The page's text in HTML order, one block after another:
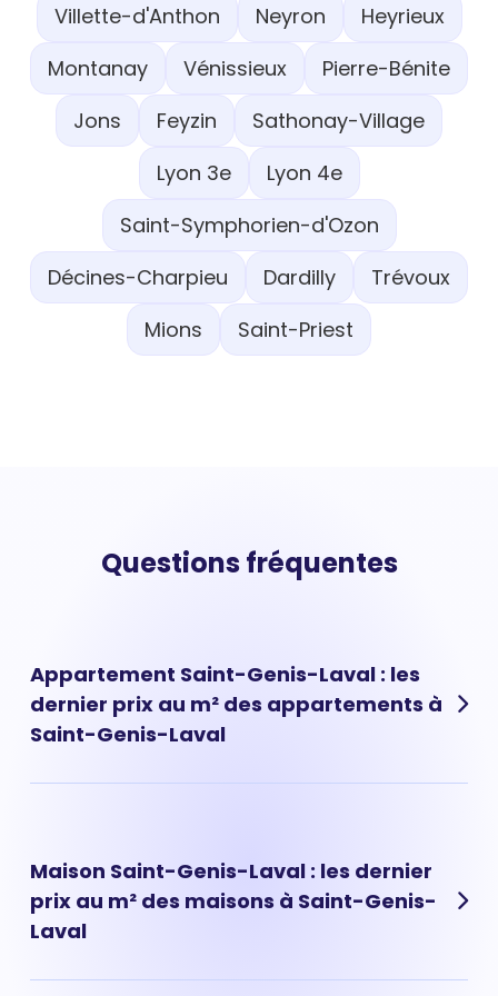
Villette-d'Anthon Neyron
Heyrieux
Montanay
Vénissieux
Pierre-Bénite
Jons
Feyzin
Sathonay-Village
Lyon 3e
Lyon 4e
Saint-Symphorien-d'Ozon
Décines-Charpieu
Dardilly
Trévoux
Mions
Saint-Priest
Questions fréquentes
Appartement Saint-Genis-Laval : les
dernier prix au m² des appartements à
Saint-Genis-Laval
moyenne.
Maison Saint-Genis-Laval : les dernier
prix au m² des maisons à Saint-Genis-
Laval